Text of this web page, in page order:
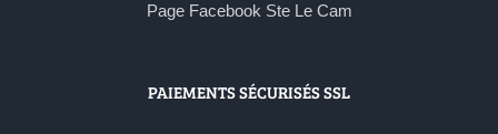
Page Facebook Ste Le Cam
PAIEMENTS SÉCURISÉS SSL